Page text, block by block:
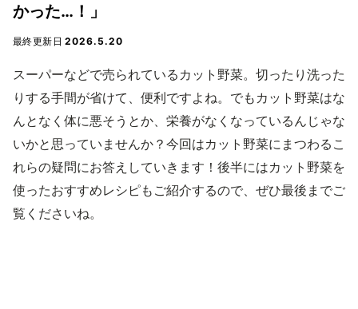
かった…！」
最終更新日2026.5.20
スーパーなどで売られているカット野菜。切ったり洗った
りする手間が省けて、便利ですよね。でもカット野菜はな
んとなく体に悪そうとか、栄養がなくなっているんじゃな
いかと思っていませんか？今回はカット野菜にまつわるこ
れらの疑問にお答えしていきます！後半にはカット野菜を
使ったおすすめレシピもご紹介するので、ぜひ最後までご
覧くださいね。